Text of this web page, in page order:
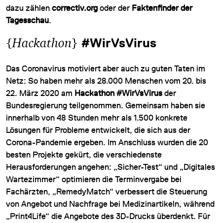
dazu zählen correctiv.org oder der Faktenfinder der
Tagesschau.
{Hackathon} #WirVsVirus
Das Coronavirus motiviert aber auch zu guten Taten im
Netz: So haben mehr als 28.000 Menschen vom 20. bis
22. März 2020 am Hackathon #WirVsVirus der
Bundesregierung teilgenommen. Gemeinsam haben sie
innerhalb von 48 Stunden mehr als 1.500 konkrete
Lösungen für Probleme entwickelt, die sich aus der
Corona-Pandemie ergeben. Im Anschluss wurden die 20
besten Projekte gekürt, die verschiedenste
Herausforderungen angehen: „Sicher-Test“ und „Digitales
Wartezimmer“ optimieren die Terminvergabe bei
Fachärzten, „RemedyMatch“ verbessert die Steuerung
von Angebot und Nachfrage bei Medizinartikeln, während
„Print4Life“ die Angebote des 3D-Drucks überdenkt. Für